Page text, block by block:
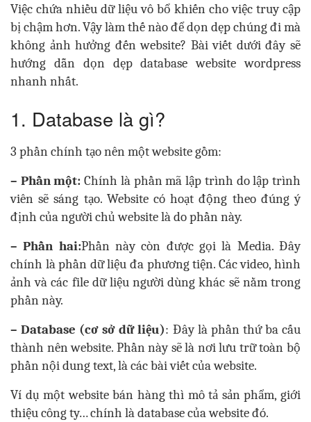
Việc chứa nhiều dữ liệu vô bổ khiến cho việc truy cập
bị chậm hơn. Vậy làm thế nào để dọn dẹp chúng đi mà
không ảnh hưởng đến website? Bài viết dưới đây sẽ
hướng dẫn dọn dẹp database website wordpress
nhanh nhất.
1. Database là gì?
3 phần chính tạo nên một website gồm:
– Phần một:Chính là phần mã lập trình do lập trình
viên sẽ sáng tạo. Website có hoạt động theo đúng ý
định của người chủ website là do phần này.
– Phần hai:Phần này còn được gọi là Media. Đây
chính là phần dữ liệu đa phương tiện. Các video, hình
ảnh và các file dữ liệu người dùng khác sẽ nằm trong
phần này.
– Database (cơ sở dữ liệu): Đây là phần thứ ba cấu
thành nên website. Phần này sẽ là nơi lưu trữ toàn bộ
phần nội dung text, là các bài viết của website.
Ví dụ một website bán hàng thì mô tả sản phẩm, giới
thiệu công ty… chính là database của website đó.